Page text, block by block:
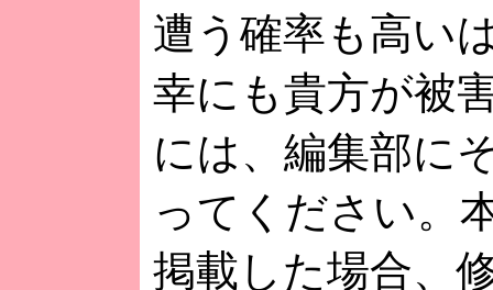
遭う確率も高い
幸にも貴方が被
には、編集部に
ってください。
掲載した場合、